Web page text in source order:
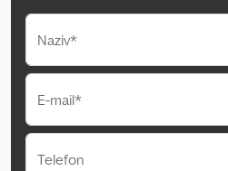
Naziv*
E-mail*
Telefon